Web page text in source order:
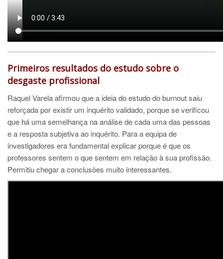
Primeiros resultados do estudo sobre o
desgaste profissional
Raquel Varela afirmou que a ideia do estudo do burnout saiu
reforçada por existir um inquérito validado, porque se verificou
que há uma semelhança na análise de cada uma das pessoas
e a resposta subjetiva ao inquérito. Para a equipa de
investigadores era fundamental explicar porque é que os
professores sentem o que sentem em relação à sua profissão.
Permitiu chegar a conclusões muito interessantes.